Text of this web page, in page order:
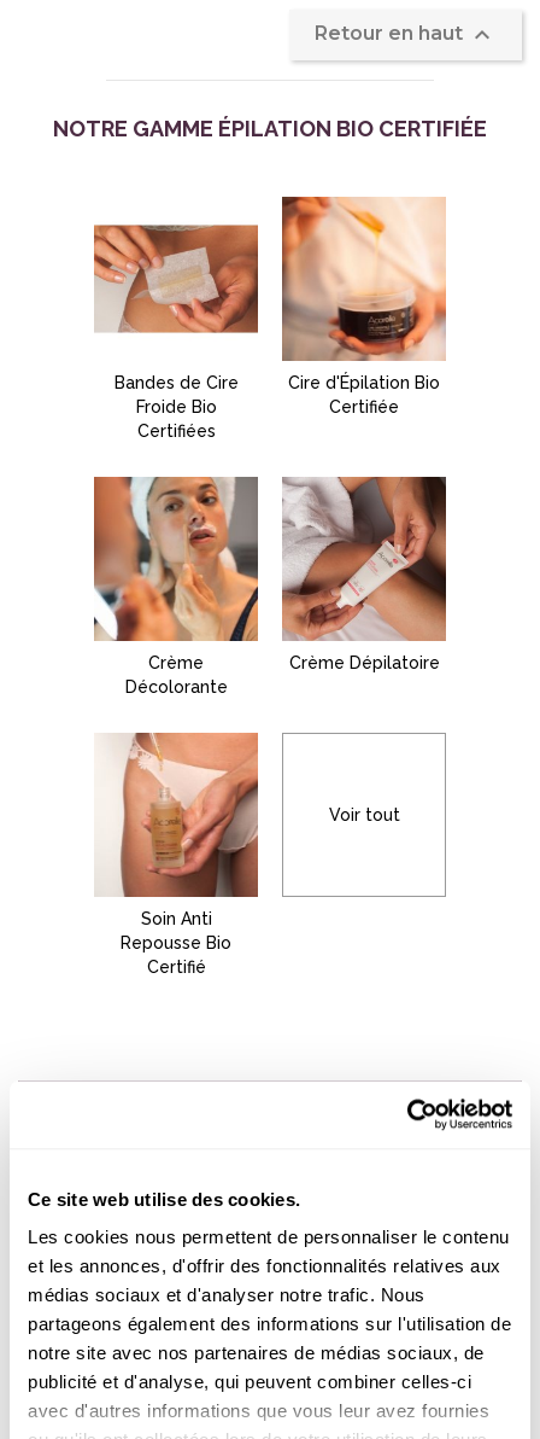
Ce site web utilise des cookies.
Les cookies nous permettent de personnaliser le contenu
et les annonces, d'offrir des fonctionnalités relatives aux
médias sociaux et d'analyser notre trafic. Nous
partageons également des informations sur l'utilisation de
notre site avec nos partenaires de médias sociaux, de
publicité et d'analyse, qui peuvent combiner celles-ci
avec d'autres informations que vous leur avez fournies
Retour en haut 
NOTRE GAMME ÉPILATION BIO CERTIFIÉE
Bandes de Cire
Froide Bio
Certifiées
Cire d'Épilation Bio
Certifiée
Crème
Décolorante
Crème Dépilatoire
Soin Anti
Repousse Bio
Certifié
Voir tout
DES SOINS D'ÉPILATION, AVANT ET
Acorellenaturels, made in France et certifiés BIO,
limitent les imperfections et la formation de poils sous
peau. Avant l’épilation, leSoin anti-poils incarnés
BIO Acorelleest une lotion spray exfoliante qui libère
en douceur les poils sous peau. En un spray, cette
formule naturelle et apaisante à base d’Acide de fruits
ou AHA stimule le renouvellement cellulaire et élimine
les cellules mortes. Les extraits de Miel et d’Aloe Vera